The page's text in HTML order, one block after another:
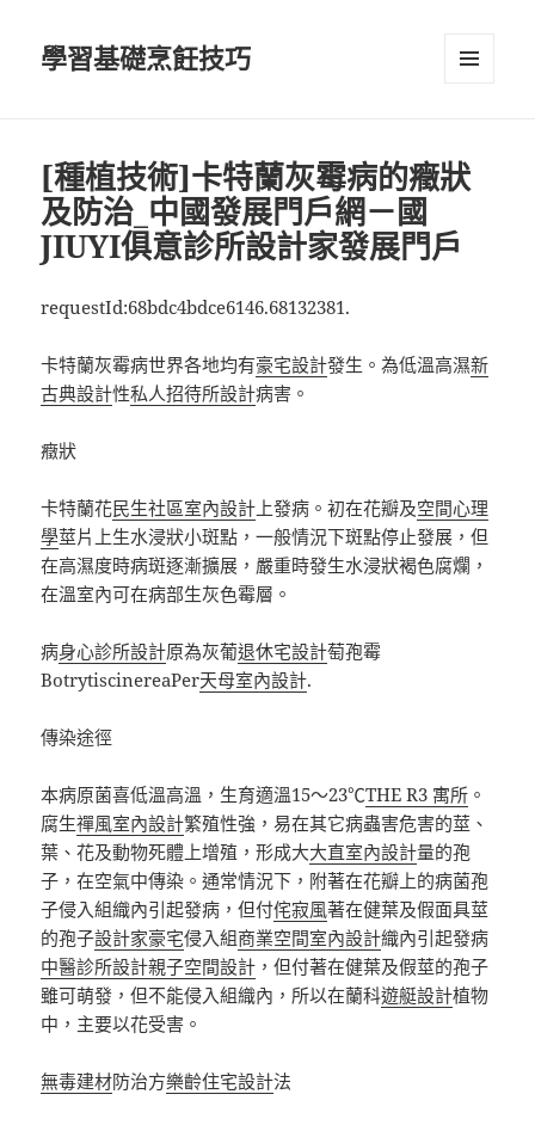
學習基礎烹飪技巧
[種植技術]卡特蘭灰霉病的癥狀
及防治_中國發展門戶網－國
JIUYI俱意診所設計家發展門戶
requestId:68bdc4bdce6146.68132381.
卡特蘭灰霉病世界各地均有豪宅設計發生。為低溫高濕新
古典設計性私人招待所設計病害。
癥狀
卡特蘭花民生社區室內設計 上發病。初在花瓣及空間心理
學莖片上生水浸狀小斑點，一般情況下斑點停止發展，但
在高濕度時病斑逐漸擴展，嚴重時發生水浸狀褐色腐爛，
在溫室內可在病部生灰色霉層。
病身心診所設計原為灰葡退休宅設計萄孢霉
BotrytiscinereaPer天母室內設計.
傳染途徑
本病原菌喜低溫高溫，生育適溫15～23℃THE R3 寓所 。
腐生禪風室內設計繁殖性強，易在其它病蟲害危害的莖、
葉、花及動物死體上增殖，形成大大直室內設計量的孢
子，在空氣中傳染。通常情況下，附著在花瓣上的病菌孢
子侵入組織內引起發病，但付侘寂風著在健葉及假面具莖
的孢子設計家豪宅侵入組商業空間室內設計織內引起發病
中醫診所設計親子空間設計 ，但付著在健葉及假莖的孢子
雖可萌發，但不能侵入組織內，所以在蘭科遊艇設計植物
中，主要以花受害。
無毒建材防治方樂齡住宅設計法